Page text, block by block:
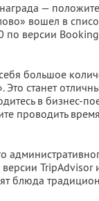
—
вошел в
по версии
большое
Это станет
в бизнес-
проводить
TripAdvisor
блюда